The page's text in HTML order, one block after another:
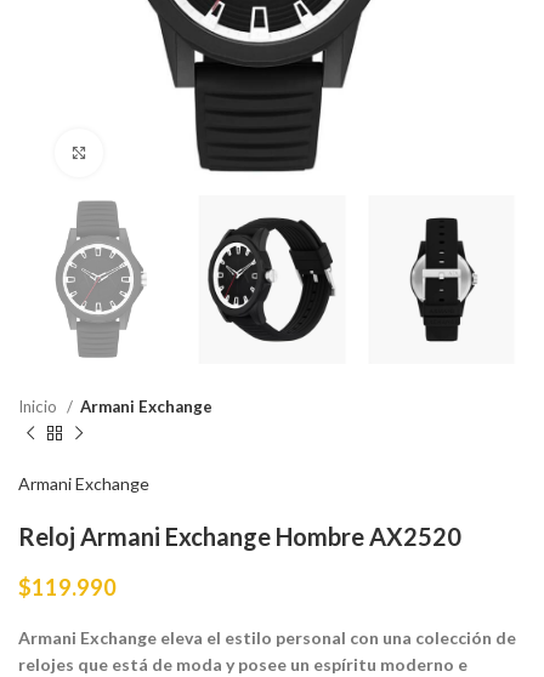
Haga Click para agrandar
Inicio Armani Exchange
Armani Exchange
Reloj Armani Exchange Hombre AX2520
$119.990
Armani Exchange eleva el estilo personal con una colección de
relojes que está de moda y posee un espíritu moderno e